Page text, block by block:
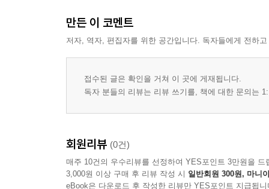
만든 이 코멘트
저자, 역자, 편집자를 위한 공간입니다. 독자들에게 전하
접수된 글은 확인을 거쳐 이 곳에 게재됩니다.
독자 분들의 리뷰는 리뷰 쓰기를, 책에 대한 문의는
회원리뷰 (0건)
매주 10건의 우수리뷰를 선정하여 YES포인트 3만원을 드
3,000원 이상 구매 후 리뷰 작성 시 일반회원 300원, 마니
eBook은 다운로드 후 작성한 리뷰만 YES포인트 지급됩니